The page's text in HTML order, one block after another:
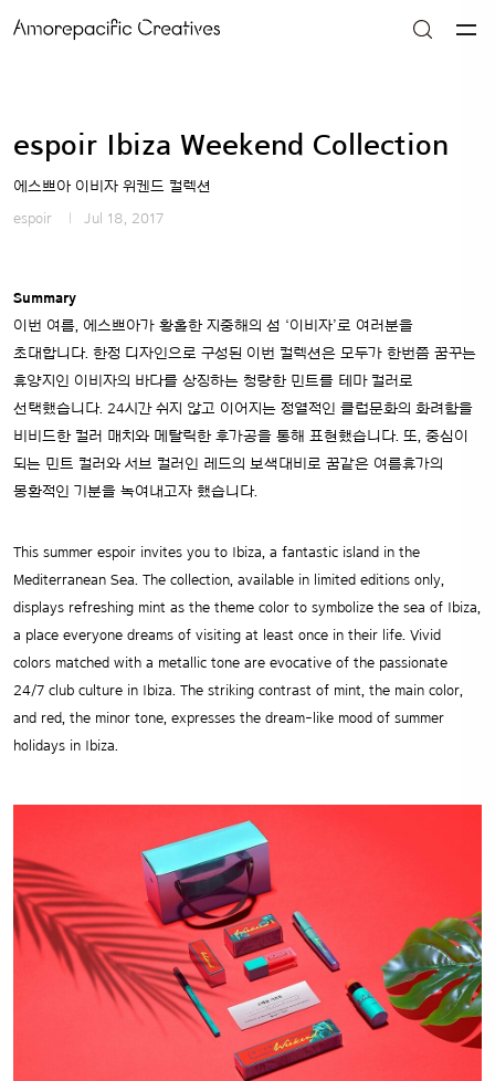
espoir Ibiza Weekend Collection
에스쁘아 이비자 위켄드 컬렉션
espoir Jul 18, 2017
Summary
이번 여름, 에스쁘아가 황홀한 지중해의 섬 ‘이비자’로 여러분을
초대합니다. 한정 디자인으로 구성된 이번 컬렉션은 모두가 한번쯤 꿈꾸는
휴양지인 이비자의 바다를 상징하는 청량한 민트를 테마 컬러로
선택했습니다. 24시간 쉬지 않고 이어지는 정열적인 클럽문화의 화려함을
비비드한 컬러 매치와 메탈릭한 후가공을 통해 표현했습니다. 또, 중심이
되는 민트 컬러와 서브 컬러인 레드의 보색대비로 꿈같은 여름휴가의
몽환적인 기분을 녹여내고자 했습니다.
This summer espoir invites you to Ibiza, a fantastic island in the
Mediterranean Sea. The collection, available in limited editions only,
displays refreshing mint as the theme color to symbolize the sea of Ibiza,
a place everyone dreams of visiting at least once in their life. Vivid
colors matched with a metallic tone are evocative of the passionate
24/7 club culture in Ibiza. The striking contrast of mint, the main color,
and red, the minor tone, expresses the dream-like mood of summer
holidays in Ibiza.